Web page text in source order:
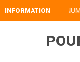
INFORMATION
NOS LIVRES